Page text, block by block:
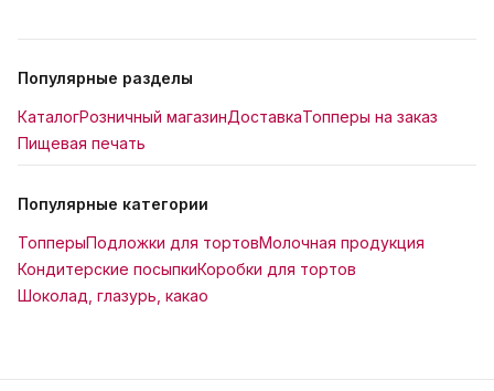
Популярные разделы
КаталогРозничный магазинДоставкаТопперы на заказ
Пищевая печать
Популярные категории
ТопперыПодложки для тортовМолочная продукция
Кондитерские посыпкиКоробки для тортов
Шоколад, глазурь, какао